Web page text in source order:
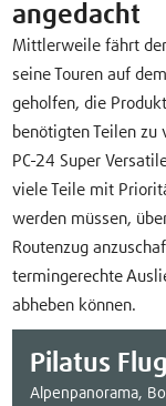
angedacht
Mittlerweile fährt
seine Touren auf
geholfen, die
benötigten Teilen zu
PC-24 Super
viele Teile mit
werden müssen,
Routenzug
termingerechte
abheben können.
Pilatus
Alpenpanorama,